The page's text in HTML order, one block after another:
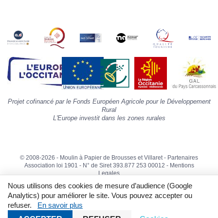
Projet cofinancé par le Fonds Européen Agricole pour le Développement
Rural
L'Europe investit dans les zones rurales
© 2008-2026 - Moulin à Papier de Brousses et Villaret - Partenaires
Association loi 1901 - N° de Siret 393.877 253 00012 - Mentions
Legales
Nous utilisons des cookies de mesure d’audience (Google
Analytics) pour améliorer le site. Vous pouvez accepter ou
refuser.
En savoir plus